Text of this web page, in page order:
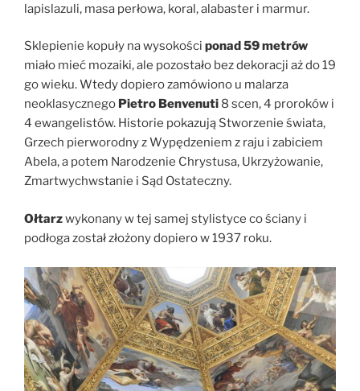
lapislazuli, masa perłowa, koral, alabaster i marmur.
Sklepienie kopuły na wysokości ponad 59 metrów
miało mieć mozaiki, ale pozostało bez dekoracji aż do 19
go wieku. Wtedy dopiero zamówiono u malarza
neoklasycznego Pietro Benvenuti 8 scen, 4 proroków i
4 ewangelistów. Historie pokazują Stworzenie świata,
Grzech pierworodny z Wypędzeniem z raju i zabiciem
Abela, a potem Narodzenie Chrystusa, Ukrzyżowanie,
Zmartwychwstanie i Sąd Ostateczny.
Ołtarzwykonany w tej samej stylistyce co ściany i
podłoga został złożony dopiero w 1937 roku.